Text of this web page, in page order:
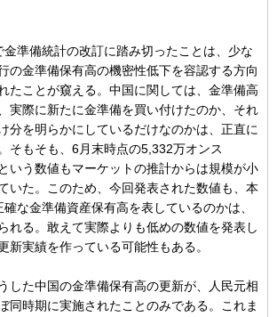
金準備統計の改訂に踏み切ったことは、少な
の金準備保有高の機密性低下を容認する方向
たことが窺える。中国に関しては、金準備高
実際に新たに金準備を買い付けたのか、それ
分を明らかにしているだけなのかは、正直に
そもそも、6月末時点の5,332万オンス
いう数値もマーケットの推計からは規模が小
いた。このため、今回発表された数値も、本
な金準備資産保有高を表しているのかは、
れる。敢えて実際よりも低めの数値を発表し
新実績を作っている可能性もある。
した中国の金準備保有高の更新が、人民元相
同時期に実施されたことのみである。これま